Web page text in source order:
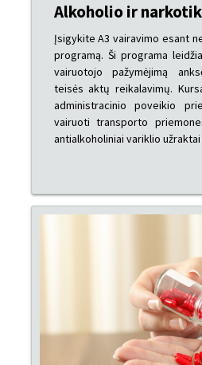
Alkoholio ir
Įsigykite A3 vairavimo esant
programą. Ši programa
vairuotojo pažymėjimą
teisės aktų reikalavimų.
administracinio poveikio
vairuoti transporto
antialkoholiniai variklio